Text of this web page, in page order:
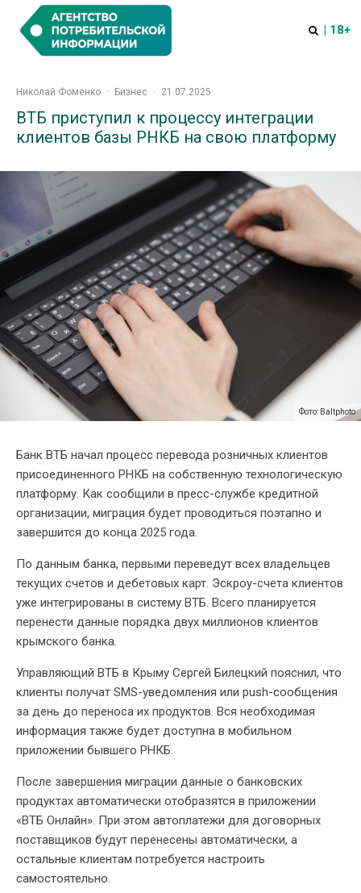
| 18+
Николай Фоменко · Бизнес · 21.07.2025
ВТБ приступил к процессу интеграции
клиентов базы РНКБ на свою платформу
Фото: Baltphoto
Банк ВТБ начал процесс перевода розничных клиентов
присоединенного РНКБ на собственную технологическую
платформу. Как сообщили в пресс-службе кредитной
организации, миграция будет проводиться поэтапно и
завершится до конца 2025 года.
По данным банка, первыми переведут всех владельцев
текущих счетов и дебетовых карт. Эскроу-счета клиентов
уже интегрированы в систему ВТБ. Всего планируется
перенести данные порядка двух миллионов клиентов
крымского банка.
Управляющий ВТБ в Крыму Сергей Билецкий пояснил, что
клиенты получат SMS-уведомления или push-сообщения
за день до переноса их продуктов. Вся необходимая
информация также будет доступна в мобильном
приложении бывшего РНКБ.
После завершения миграции данные о банковских
продуктах автоматически отобразятся в приложении
«ВТБ Онлайн». При этом автоплатежи для договорных
поставщиков будут перенесены автоматически, а
остальные клиентам потребуется настроить
самостоятельно.